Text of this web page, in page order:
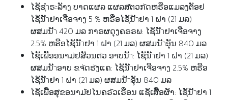
ໄຊັຊำຣะລັາງ ບາດແຜລ ແຜລສัຕວກัດຫຣືອແມລງຕັອຢ
ໄຊັນັำຢາເຈືອຈາງ 5 % ຫຣືອໄຊັນັำຢາ 1 ຝາ (21 ມລ)
ຜສມນັำ 420 ມລ ກາຣຜດຸງຄຣຣພ: ໄຊັນັำຢາເຈືອຈາງ
2.5% ຫຣືອໄຊັນັำຢາ 1 ຝາ (21 ມລ) ຜສມນັำອຸັນ 840 ມລ
ໄຊັເພືັອອນາມัຢສັວນຕัວ ອາບນັำ: ໄຊັນັำຢາ 1 ຝາ (21 ມລ)
ຜສມນັำອາບ ຂຈัດຣัງແຄ: ໄຊັນັำຢາເຈືອຈາງ 2.5% ຫຣືອ
ໄຊັນັำຢາ 1 ຝາ (21 ມລ) ຜສມນັำອຸັນ 840 ມລ
ໄຊັເພືັອສຸຂອນາມัຢໄນຄຣัວເຣືອນ ແຊັເສືັອຜັາ: ໄຊັນັำຢາ 1